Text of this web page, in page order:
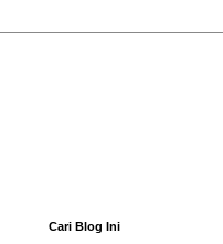
Cari Blog Ini